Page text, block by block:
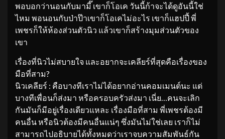
พอบอกว่านอนกับมามี๊ เขาก็โอเค วันนี้ก้าจะได้ดูอันนี้ใช่
ไหม พอนอนกับป่าป๊าเขาก็โอเคไม่อะไร เขาก็แฮปปี้ พี่
เพชรก็ให้ห้องส่วนตัวนิว แล้วเขาก็สร้างมุมส่วนตัวของ
เขา
เรื่องที่นิวไม่สบายใจ และอยากจะเคลียร์ที่สุดคือเรื่องของ
มือที่สาม?
นิวเคลียร์ : คือบางทีเราไม่ได้อยากอ่านคอมเมนต์นะ แต่
บางทีเพื่อนก็ส่งมา หรือครอบครัวส่งมา เนี่ย…คนจะเลิก
กันมันก็มีอยู่เรื่องเดียวแหละ เรื่องมือที่สาม พี่เพชรต้องมี
คนอื่น หรือนิวต้องมีคนอื่นแน่ๆ ซึ่งมันไม่ใช่เลย เราก็ไม่
สามารถไปอธิบายได้ทั้งหมดว่าเราจบความสัมพันธ์กัน